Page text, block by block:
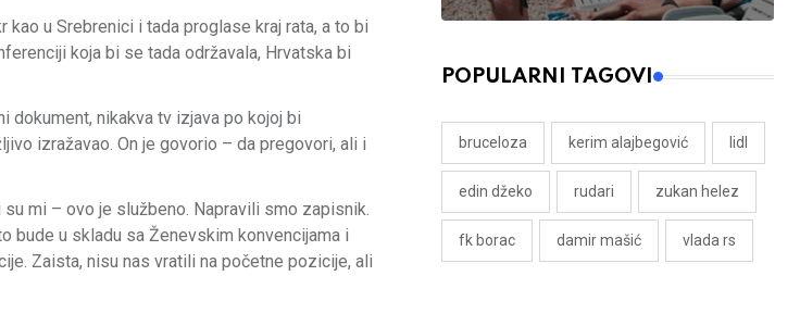
u Srebrenici i tada proglase kraj rata, a to bi
koja bi se tada održavala, Hrvatska bi
nikakva tv izjava po kojoj bi
izražavao. On je govorio – da pregovori, ali i
mi – ovo je službeno. Napravili smo zapisnik.
bude u skladu sa Ženevskim konvencijama i
Zaista, nisu nas vratili na početne pozicije, ali
POPULARNI TAGOVI
bruceloza kerim alajbegović lidl
edin džeko rudari zukan helez
fk borac damir mašić vlada rs